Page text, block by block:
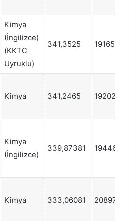
Kimya
(İngilizce)
(KKTC
Uyruklu)
341,3525 191658
Kimya 341,2465 192027
Kimya
(İngilizce)
339,87381 194464
Kimya 333,06081 208970